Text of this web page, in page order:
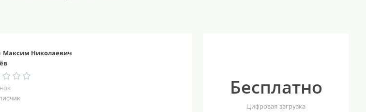
Максим Николаевич
Бесплатно
Цифровая загрузка